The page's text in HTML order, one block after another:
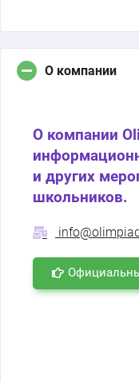
О компании
О компании
и других
школьников.